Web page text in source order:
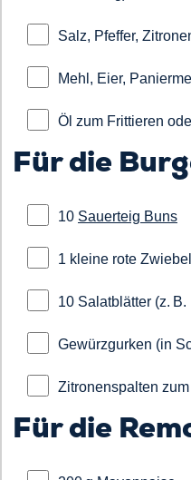
Salz, Pfeffer,
Mehl, Eier,
Öl zum Frittieren
Für die
10 Sauerteig Buns
1 kleine rote
10 Salatblätter (z.
Gewürzgurken (in
Zitronenspalten
Für die